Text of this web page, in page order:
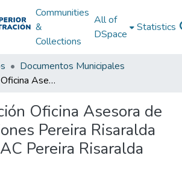
Communities
&
Collections
All of
DSpace
Statistics
Documentos Municipales
Plan de Acción Oficina Asesora de Comunicaciones Pereira Risaralda 2012: PAOAC Pereira Risaralda 2012
Oficina Asesora de
Pereira Risaralda
Pereira Risaralda